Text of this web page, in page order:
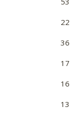
22
36
17
16
13